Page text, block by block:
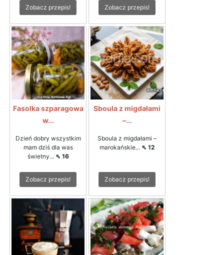
Zobacz przepis! Zobacz przepis!
Fasolka szparagowa
w...
Dzień dobry wszystkim
mam dziś dla was
świetny... ⇖ 16
Zobacz przepis!
Sboula z migdałami
–...
Sboula z migdałami –
marokańskie... ⇖ 12
Zobacz przepis!